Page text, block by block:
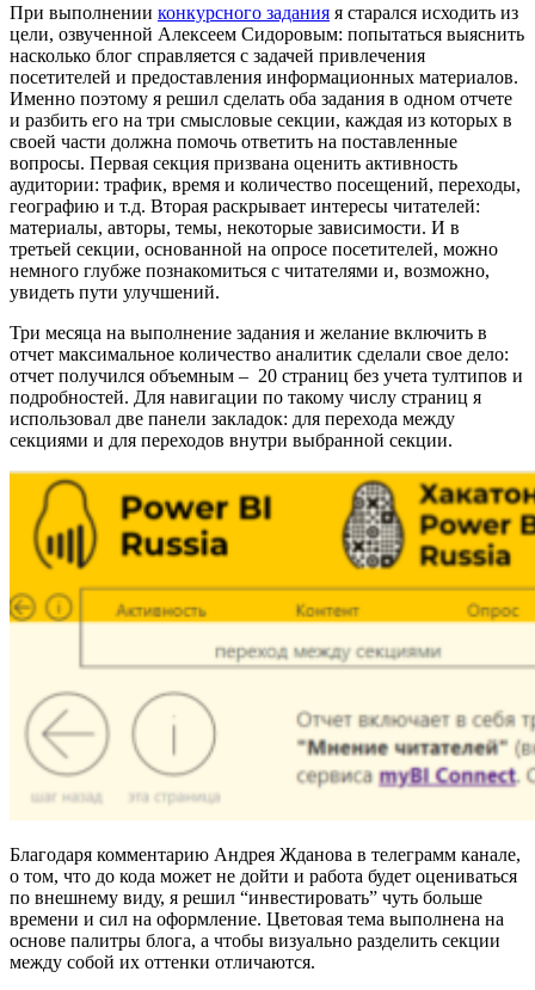
При выполнении конкурсного задания я старался исходить из
цели, озвученной Алексеем Сидоровым: попытаться выяснить
насколько блог справляется с задачей привлечения
посетителей и предоставления информационных материалов.
Именно поэтому я решил сделать оба задания в одном отчете
и разбить его на три смысловые секции, каждая из которых в
своей части должна помочь ответить на поставленные
вопросы. Первая секция призвана оценить активность
аудитории: трафик, время и количество посещений, переходы,
географию и т.д. Вторая раскрывает интересы читателей:
материалы, авторы, темы, некоторые зависимости. И в
третьей секции, основанной на опросе посетителей, можно
немного глубже познакомиться с читателями и, возможно,
увидеть пути улучшений.
Три месяца на выполнение задания и желание включить в
отчет максимальное количество аналитик сделали свое дело:
отчет получился объемным – 20 страниц без учета тултипов и
подробностей. Для навигации по такому числу страниц я
использовал две панели закладок: для перехода между
секциями и для переходов внутри выбранной секции.
Благодаря комментарию Андрея Жданова в телеграмм канале,
о том, что до кода может не дойти и работа будет оцениваться
по внешнему виду, я решил “инвестировать” чуть больше
времени и сил на оформление. Цветовая тема выполнена на
основе палитры блога, а чтобы визуально разделить секции
между собой их оттенки отличаются.